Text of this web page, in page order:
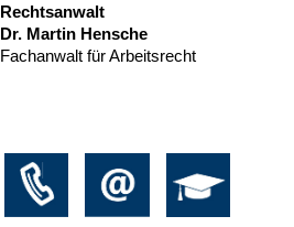
Rechtsanwalt
Dr. Martin Hensche
Fachanwalt für Arbeitsrecht